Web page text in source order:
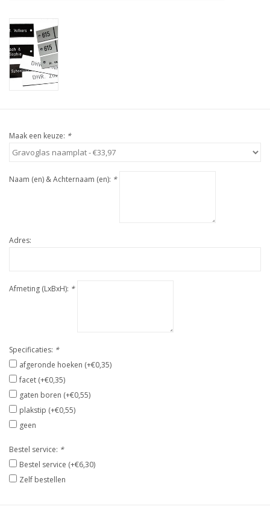
Maak een keuze: *
Naam (en) & Achternaam (en): *
Adres:
Afmeting (LxBxH): *
Specificaties: *
afgeronde hoeken (+€0,35)
facet (+€0,35)
gaten boren (+€0,55)
plakstip (+€0,55)
geen
Bestel service: *
Bestel service (+€6,30)
Zelf bestellen